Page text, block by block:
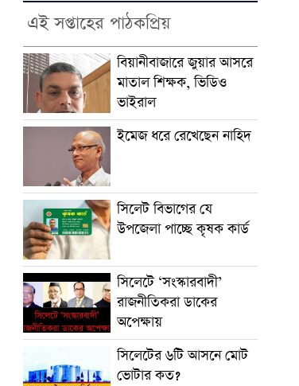
এই সপ্তাহের পাঠকপ্রিয়
বিয়ানীবাজারে জুয়ার আসরে
মাতাল শিক্ষক, ভিডিও
ভাইরাল
ইমেজ ধরে রেখেছেন নাহিদ
সিলেট বিভাগের যে
উপজেলা পাচ্ছে কৃষক কার্ড
সিলেটে ‘সংস্কারবাদী’
রাজনীতিকরা ডাকের
অপেক্ষায়
সিলেটের ৬টি আসনে মোট
ভোটার কত?